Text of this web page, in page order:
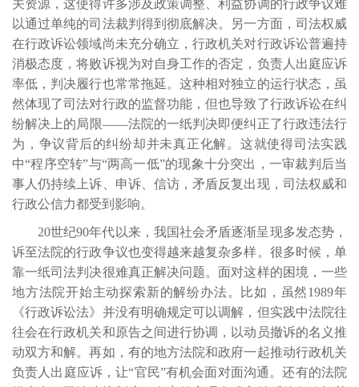
关资源，这使得许多涉及政策调整、利益协调的行政争议难
以通过单纯的司法裁判得到彻底解决。另一方面，司法权威
在行政诉讼领域尚未充分确立，行政机关对行政诉讼普遍持
消极态度，将败诉视为对自身工作的否定，负责人出庭应诉
率低，判决履行也常常拖延。这种相对独立的运行状态，虽
然体现了司法对行政的监督功能，但也导致了行政诉讼在纠
纷解决上的局限——法院的一纸判决即便纠正了行政违法行
为，争议背后的纠纷却并未真正化解。这就使得司法实践
中“程序空转”与“两高一低”的现象十分突出，一审裁判后当
事人仍持续上诉、申诉、信访，矛盾反复出现，司法权威和
行政公信力都受到影响。
20世纪90年代以来，我国社会矛盾逐渐呈现多发态势，
诉至法院的行政争议也变得越来越复杂多样。很多时候，单
靠一纸司法判决很难真正解决问题。面对这样的困境，一些
地方法院开始主动探索新的解纷办法。比如，虽然1989年
《行政诉讼法》并没有明确规定可以调解，但实践中法院往
往会在行政机关和原告之间进行协调，以动员撤诉的名义推
动双方和解。再如，有的地方法院和政府一起推动行政机关
负责人出庭应诉，让“官民”有机会面对面沟通。还有的法院